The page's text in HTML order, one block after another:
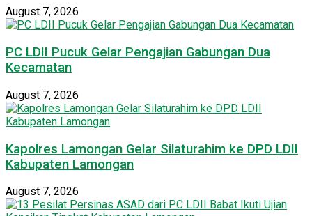
August 7, 2026
PC LDII Pucuk Gelar Pengajian Gabungan Dua
Kecamatan
August 7, 2026
Kapolres Lamongan Gelar Silaturahim ke DPD LDII
Kabupaten Lamongan
August 7, 2026